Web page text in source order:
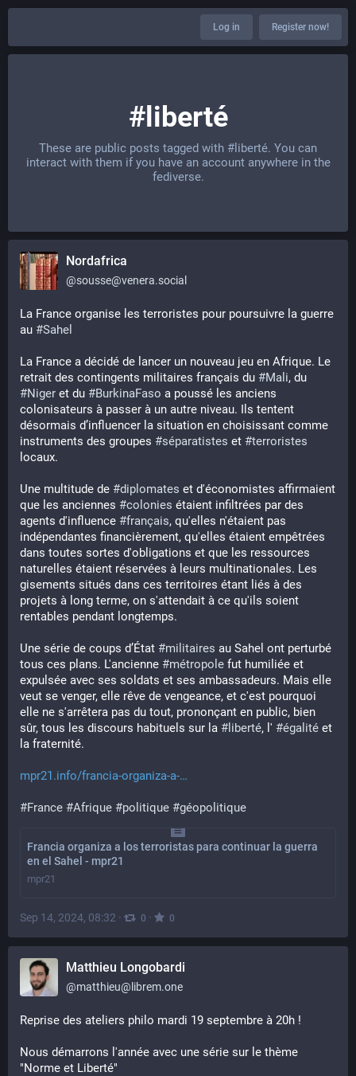
Log in Register now!
#liberté
These are public posts tagged with #liberté. You can
interact with them if you have an account anywhere in the
fediverse.
Nordafrica
@sousse@venera.social
La France organise les terroristes pour poursuivre la guerre
au #Sahel
La France a décidé de lancer un nouveau jeu en Afrique. Le
retrait des contingents militaires français du #Mali
#Niger et du #BurkinaFaso a poussé les anciens
colonisateurs à passer à un autre niveau. Ils tentent
désormais d’influencer la situation en choisissant comme
instruments des groupes #séparatistes et #terroristes
locaux.
Une multitude de #diplomates et d'économistes affirmaient
que les anciennes #colonies étaient infiltrées par des
agents d'influence #français, qu'elles n'étaient pas
indépendantes financièrement, qu'elles étaient empêtrées
dans toutes sortes d'obligations et que les ressources
naturelles étaient réservées à leurs multinationales. Les
gisements situés dans ces territoires étant liés à des
projets à long terme, on s'attendait à ce qu'ils soient
rentables pendant longtemps.
Une série de coups d’État #militaires au Sahel ont perturbé
tous ces plans. L'ancienne #métropole fut humiliée et
expulsée avec ses soldats et ses ambassadeurs. Mais elle
veut se venger, elle rêve de vengeance, et c'est pourquoi
elle ne s'arrêtera pas du tout, prononçant en public, bien
sûr, tous les discours habituels sur la # liberté, l' #égalité et
la fraternité.
mpr21.info/francia-organiza-a-…
#France #Afrique #politique #géopolitique
Francia organiza a los terroristas para continuar la guerra
en el Sahel - mpr21
mpr21
Sep 14, 2024, 08:32 · 0 · 0
Matthieu Longobardi
@matthieu@librem.one
Reprise des ateliers philo mardi 19 septembre à 20h !
Nous démarrons l'année avec une série sur le thème
"Norme et Liberté"